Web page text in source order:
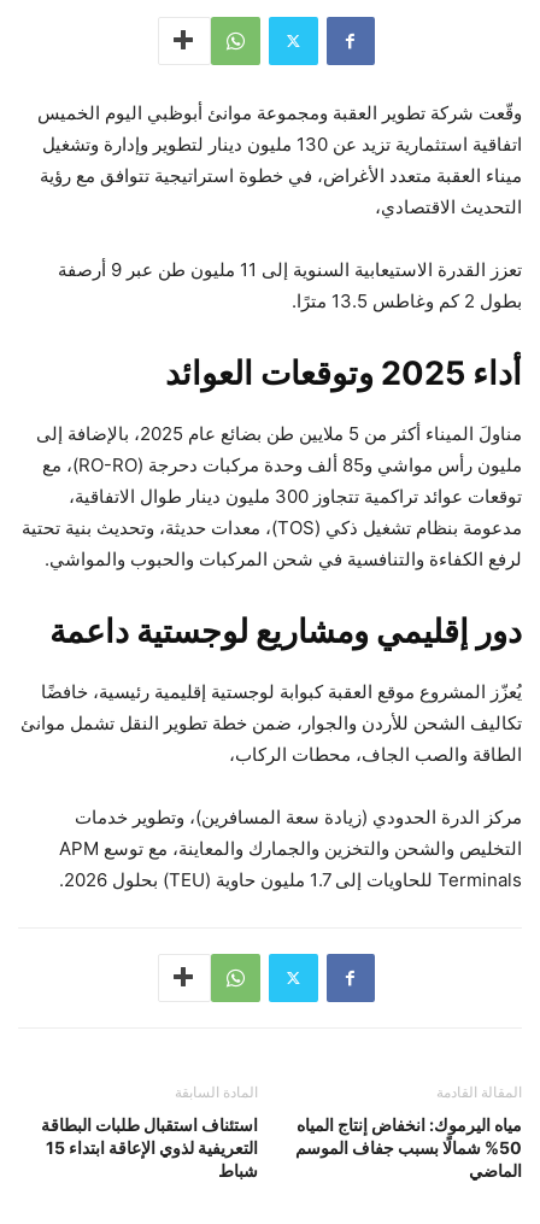
وقّعت شركة تطوير العقبة ومجموعة موانئ أبوظبي اليوم الخميس
اتفاقية استثمارية تزيد عن 130 مليون دينار لتطوير وإدارة وتشغيل
ميناء العقبة متعدد الأغراض، في خطوة استراتيجية تتوافق مع رؤية
التحديث الاقتصادي،
تعزز القدرة الاستيعابية السنوية إلى 11 مليون طن عبر 9 أرصفة
بطول 2 كم وغاطس 13.5 مترًا.
أداء 2025 وتوقعات العوائد
مناولَ الميناء أكثر من 5 ملايين طن بضائع عام 2025، بالإضافة إلى
مليون رأس مواشي و85 ألف وحدة مركبات دحرجة (RO-RO)، مع
توقعات عوائد تراكمية تتجاوز 300 مليون دينار طوال الاتفاقية،
مدعومة بنظام تشغيل ذكي (TOS)، معدات حديثة، وتحديث بنية تحتية
لرفع الكفاءة والتنافسية في شحن المركبات والحبوب والمواشي.
دور إقليمي ومشاريع لوجستية داعمة
يُعزّز المشروع موقع العقبة كبوابة لوجستية إقليمية رئيسية، خافضًا
تكاليف الشحن للأردن والجوار، ضمن خطة تطوير النقل تشمل موانئ
الطاقة والصب الجاف، محطات الركاب،
مركز الدرة الحدودي (زيادة سعة المسافرين)، وتطوير خدمات
التخليص والشحن والتخزين والجمارك والمعاينة، مع توسع APM
Terminals للحاويات إلى 1.7 مليون حاوية (TEU) بحلول 2026.
المادة السابقة
استئناف استقبال طلبات البطاقة
التعريفية لذوي الإعاقة ابتداء 15
شباط
المقالة القادمة
مياه اليرموك: انخفاض إنتاج المياه
50% شمالًا بسبب جفاف الموسم
الماضي